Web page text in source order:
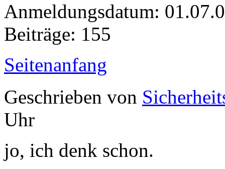
Anmeldungsdatum:
Beiträge: 155
Seitenanfang
Geschrieben von
Uhr
jo, ich denk schon.